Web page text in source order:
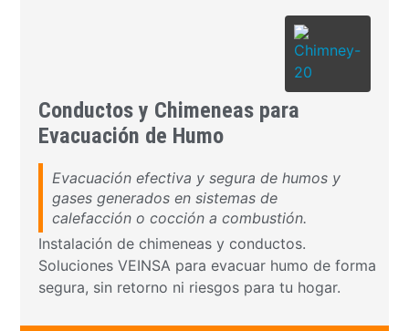
Conductos y Chimeneas para
Evacuación de Humo
Evacuación efectiva y segura de humos y
gases generados en sistemas de
calefacción o cocción a combustión.
Instalación de chimeneas y conductos.
Soluciones VEINSA para evacuar humo de forma
segura, sin retorno ni riesgos para tu hogar.